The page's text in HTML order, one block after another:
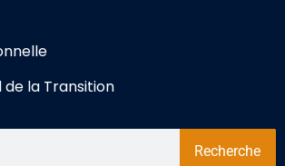
de la Transition
Recherche